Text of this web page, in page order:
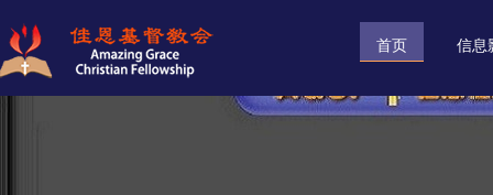
首页 信息